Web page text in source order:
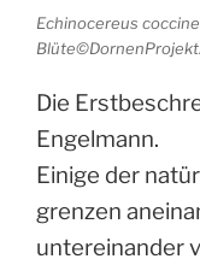
Echinocereus
Die
Engelmann.
Einige der
grenzen
untereinander